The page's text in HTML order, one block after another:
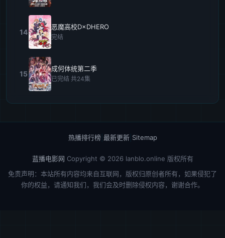
14
恶魔高校D×DHERO
完结
15
成何体统第二季
已完结 共24集
热播排行榜| 最新更新| Sitemap
蓝播电影网 Copyright © 2026 lanblo.online 版权所有
免责声明：本站所有内容均来自互联网，版权归原创者所有，如果侵犯了
你的权益，请通知我们，我们会及时删除侵权内容，谢谢合作。